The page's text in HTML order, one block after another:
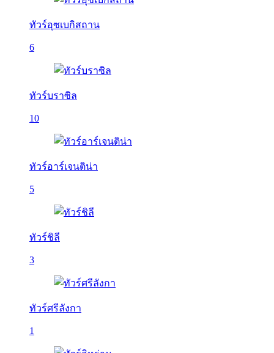
ทัวร์อุซเบกิสถาน
6
ทัวร์บราซิล
10
ทัวร์อาร์เจนติน่า
5
ทัวร์ชิลี
3
ทัวร์ศรีลังกา
1